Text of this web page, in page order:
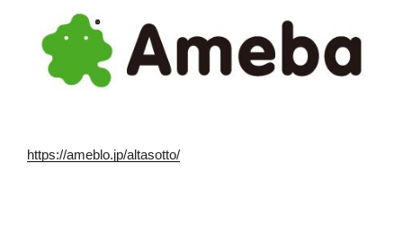
https://ameblo.jp/altasotto/